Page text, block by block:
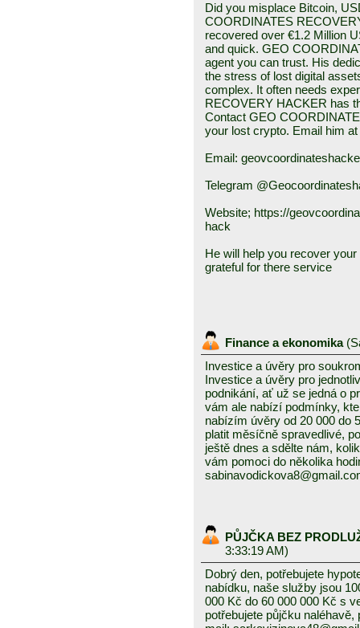
Did you misplace Bitcoin,
COORDINATES
recovered over €1.2 Million
and quick. GEO
agent you can trust. His
the stress of lost digital
complex. It often needs
RECOVERY HACKER has
Contact GEO
your lost crypto. Email him at
Email:
Telegram
Website; https://
hack
He will help you recover
grateful for there service
Finance a ekonomika (
Investice a úvěry pro
Investice a úvěry pro
podnikání, ať už se jedná o
vám ale nabízí podmínky,
nabízím úvěry od 20 000 do
platit měsíčně spravedlivé,
ještě dnes a sdělte nám,
vám pomoci do několika
PŮJČKA BEZ
3:33:19 AM)
Dobrý den, potřebujete
nabídku, naše služby jsou
000 Kč do 60 000 000 Kč s
potřebujete půjčku